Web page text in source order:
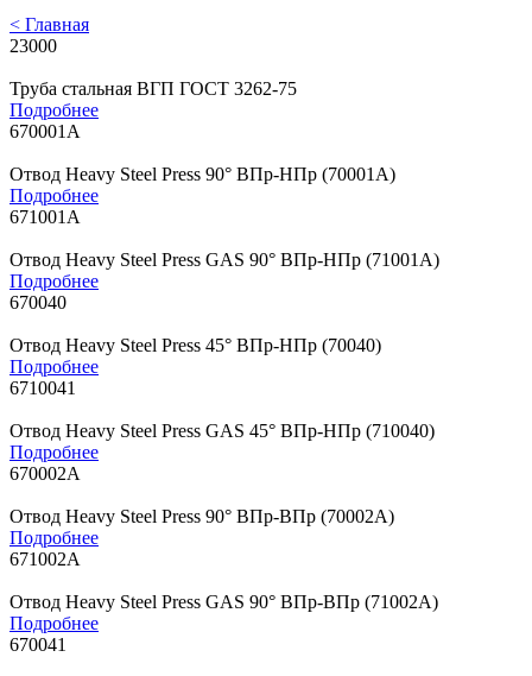
< Главная
23000
Труба стальная ВГП ГОСТ 3262-75
Подробнее
670001A
Отвод Heavy Steel Press 90° ВПр-НПр (70001A)
Подробнее
671001A
Отвод Heavy Steel Press GAS 90° ВПр-НПр (71001A)
Подробнее
670040
Отвод Heavy Steel Press 45° ВПр-НПр (70040)
Подробнее
6710041
Отвод Heavy Steel Press GAS 45° ВПр-НПр (710040)
Подробнее
670002A
Отвод Heavy Steel Press 90° ВПр-ВПр (70002A)
Подробнее
671002A
Отвод Heavy Steel Press GAS 90° ВПр-ВПр (71002A)
Подробнее
670041